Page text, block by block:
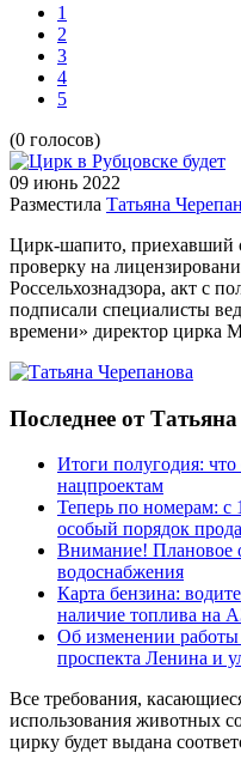
1
2
3
4
5
(0 голосов)
09 июнь 2022
Разместила Татьяна
Цирк-шапито, приехавший
проверку на
Россельхознадзора, акт с
подписали специалисты
времени» директор цирка
Последнее от
Итоги полугодия:
нацпроектам
Теперь по номерам: с
особый порядок
Внимание! Плановое
водоснабжения
Карта бензина:
наличие топлива на
Об изменении работы
проспекта Ленина и
Все требования,
использования животных
цирку будет выдана